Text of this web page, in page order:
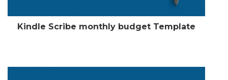
Kindle Scribe monthly budget Template